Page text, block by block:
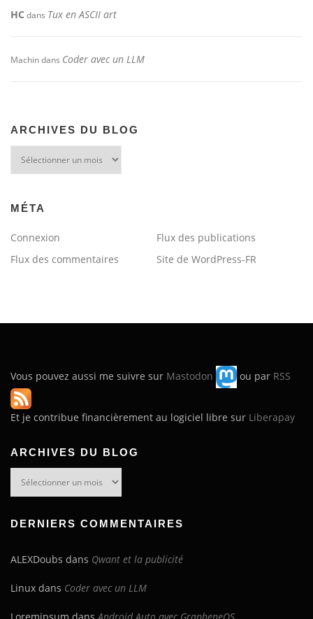
HC dans Tux en ASCII art
Machindans Coder avec un LLM
ARCHIVES DU BLOG
MÉTA
Connexion
Flux des publications
Flux des commentaires
Site de WordPress-FR
Vous pouvez aussi me suivre sur Mastodon ou par RSS
Et je contribue financièrement au logiciel libre sur Liberapay
ARCHIVES DU BLOG
DERNIERS COMMENTAIRES
ALEXDoubs dans Qwant et la publicité
Linux dans Coder avec un LLM